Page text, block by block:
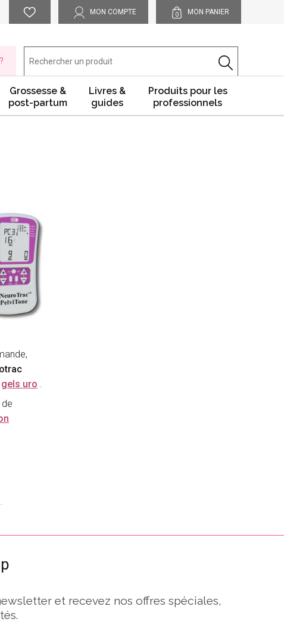
MON COMPTE 0 MON PANIER
Grossesse &
post-partum
Livres &
guides
Produits pour les
professionnels
gels uro .
et recevez nos offres spéciales,